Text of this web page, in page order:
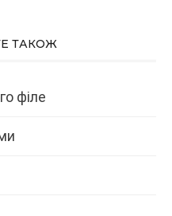
ТАКОЖ
філе